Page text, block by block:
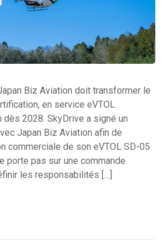
Biz Aviation doit transformer le
en service eVTOL
2028. SkyDrive a signé un
Japan Biz Aviation afin de
commerciale de son eVTOL SD-05
porte pas sur une commande
les responsabilités […]
commercial du SD-05 au